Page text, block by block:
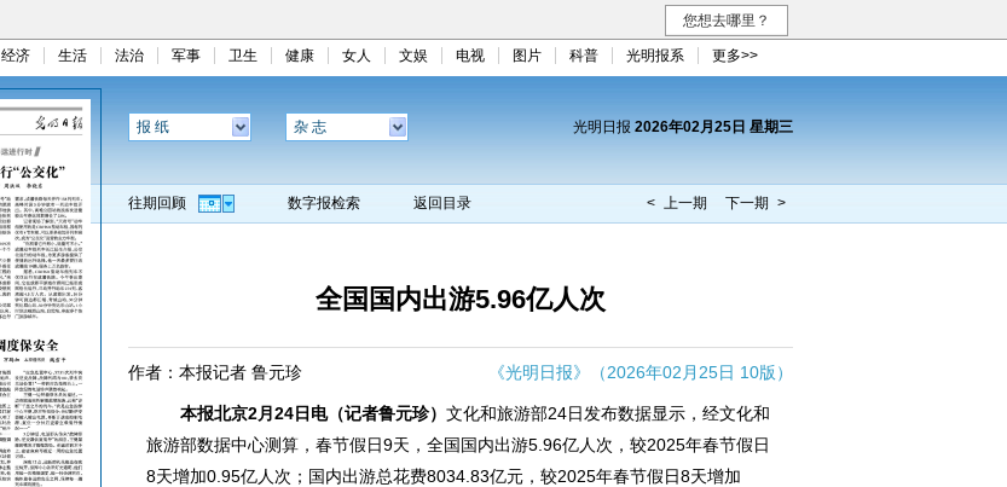
您想去哪里？
经济 生活 法治 军事 卫生 健康 女人 文娱 电视 图片 科普 光明报系 更多>>
报 纸 杂 志 光明日报 2026年02月25日 星期三
往期回顾 数字报检索 返回目录 < 上一期 下一期 >
全国国内出游5.96亿人次
作者：本报记者 鲁元珍 《光明日报》（2026年02月25日 10版）
本报北京2月24日电（记者鲁元珍） 文化和旅游部24日发布数据显示，经文化和
旅游部数据中心测算，春节假日9天，全国国内出游5.96亿人次，较2025年春节假日
8天增加0.95亿人次；国内出游总花费8034.83亿元，较2025年春节假日8天增加